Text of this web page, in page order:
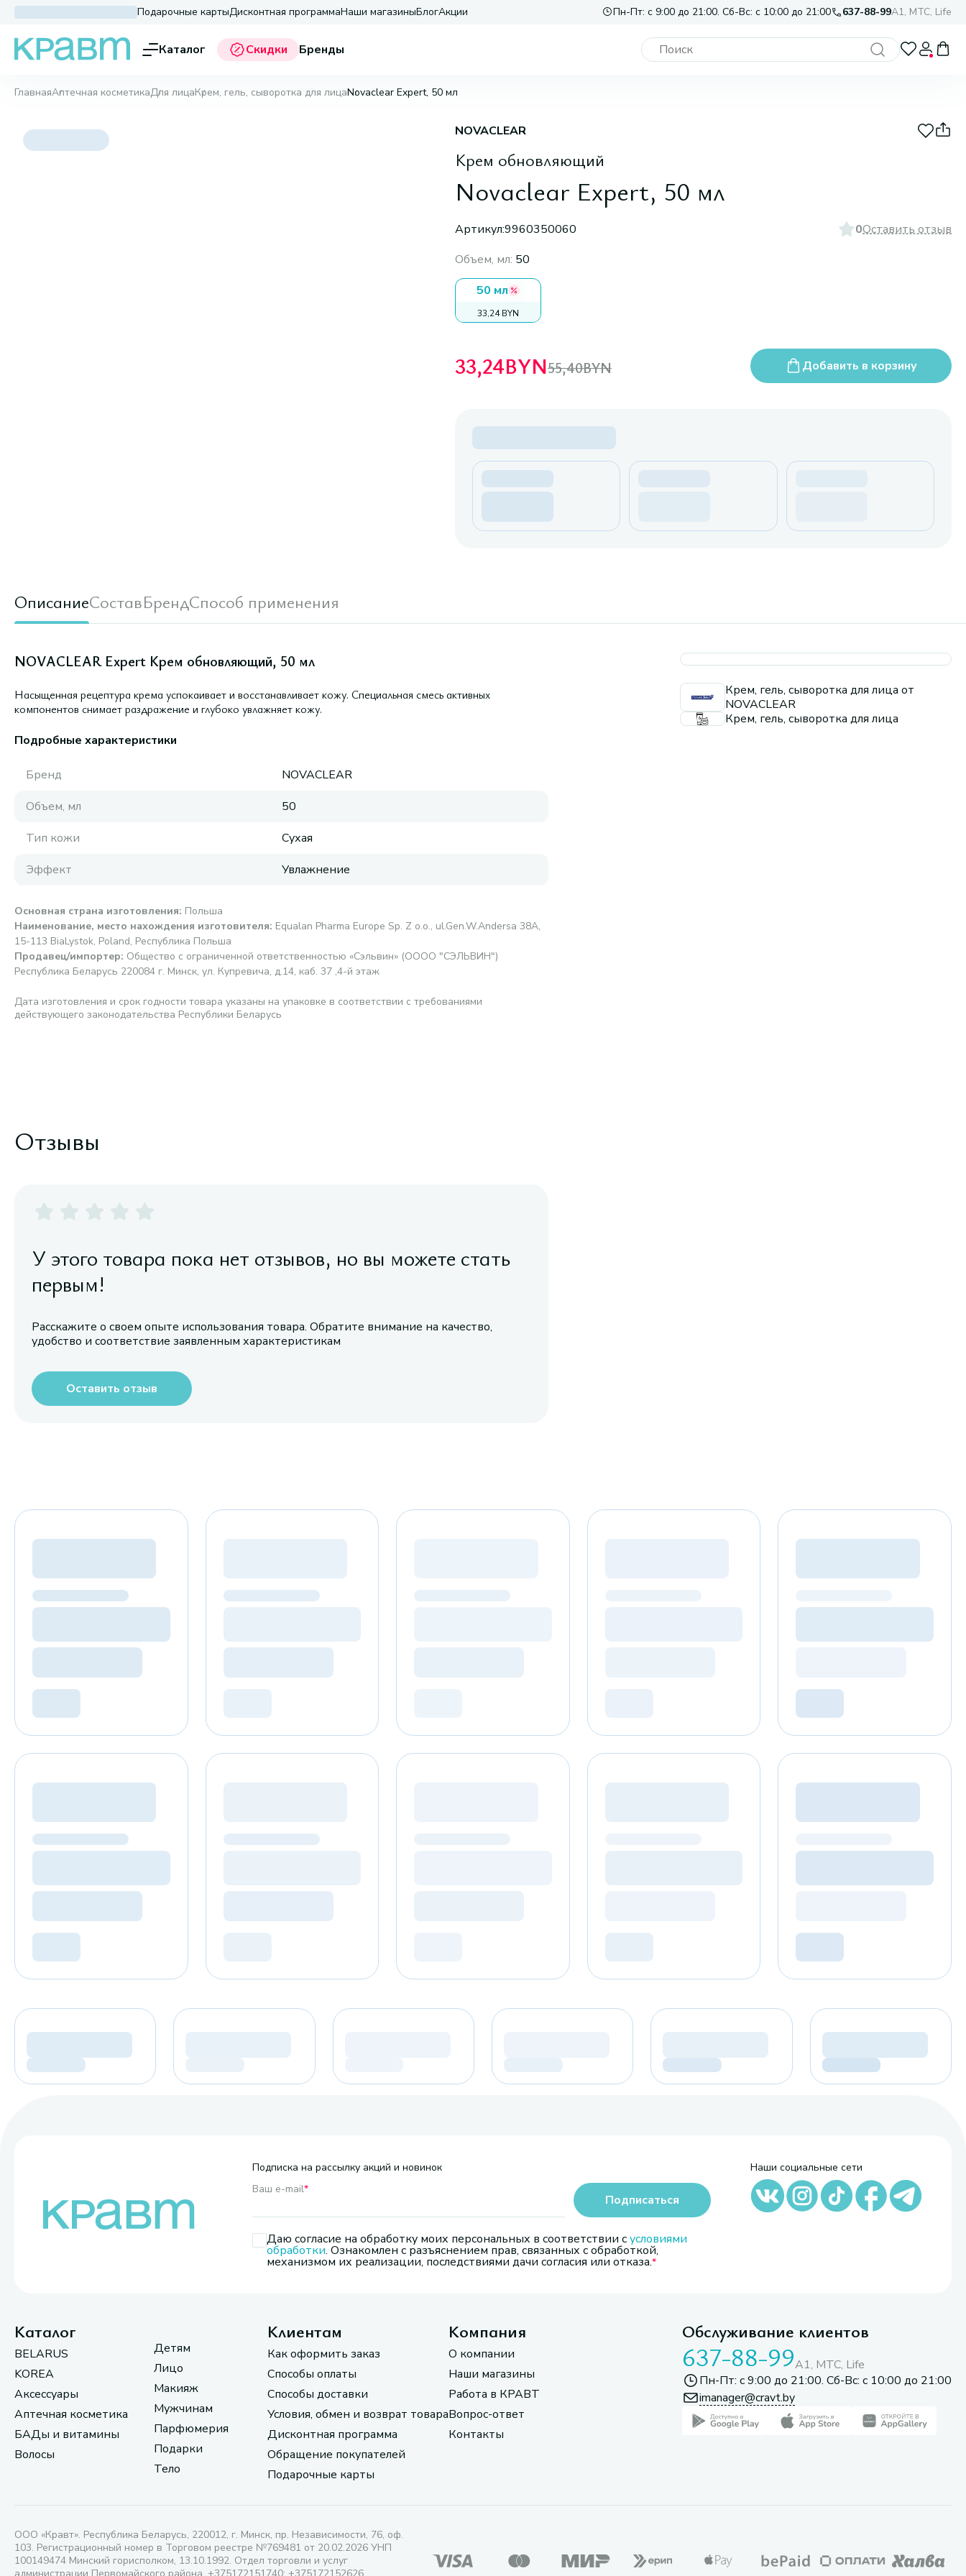
Подарочные картыДисконтная программаНаши магазиныБлогАкции Пн-Пт: с 9:00 до 21:00. Сб-Вс: с 10:00 до 21:00 637-88-99A1, МТС, Life
Каталог Скидки Бренды
ГлавнаяАптечная косметикаДля лицаКрем, гель, сыворотка для лицаNovaclear Expert, 50 мл
NOVACLEAR
Крем обновляющий
Novaclear Expert, 50 мл
Артикул:9960350060 0Оставить отзыв
Объем, мл: 50
50 мл
33,24 BYN
33,24BYN55,40BYN Добавить в корзину
ОписаниеСоставБрендСпособ применения
NOVACLEAR Expert Крем обновляющий, 50 мл
Насыщенная рецептура крема успокаивает и восстанавливает кожу. Специальная смесь актив­ных
компонентов снимает раздражение и глубоко увлажняет кожу.
Подробные характеристики
Бренд
NOVACLEAR
Объем, мл
50
Тип кожи
Сухая
Эффект
Увлажнение
Основная страна изготовления: Польша
Наименование, место нахождения изготовителя: Equalan Pharma Europe Sp. Z o.o., ul.Gen.W.Andersa 38A,
15-113 BiaLystok, Poland, Республика Польша
Продавец/импортер: Общество с ограниченной ответственностью «Сэльвин» (ОООО "СЭЛЬВИН")
Республика Беларусь 220084 г. Минск, ул. Купревича, д.14, каб. 37 ,4-й этаж
Дата изготовления и срок годности товара указаны на упаковке в соответствии с требованиями
действующего законодательства Республики Беларусь
Крем, гель, сыворотка для лица от
NOVACLEAR
Крем, гель, сыворотка для лица
Отзывы
У этого товара пока нет отзывов, но вы можете стать
первым!
Расскажите о своем опыте использования товара. Обратите внимание на качество,
удобство и соответствие заявленным характеристикам
Оставить отзыв
Подписка на рассылку акций и новинок
Ваш e-mail*
Даю согласие на обработку моих персональных в соответствии сусловиями
обработки. Ознакомлен с разъяснением прав, связанных с обработкой,
механизмом их реализации, последствиями дачи согласия или отказа.
Подписаться
Наши социальные сети
Каталог
BELARUS
KOREA
Аксессуары
Аптечная косметика
БАДы и витамины
Волосы
Детям
Лицо
Макияж
Мужчинам
Парфюмерия
Подарки
Тело
Клиентам
Как оформить заказ
Способы оплаты
Способы доставки
Условия, обмен и возврат товара
Дисконтная программа
Обращение покупателей
Подарочные карты
Компания
О компании
Наши магазины
Работа в КРАВТ
Вопрос-ответ
Контакты
Обслуживание клиентов
637-88-99A1, МТС, Life
Пн-Пт: с 9:00 до 21:00. Сб-Вс: с 10:00 до 21:00
imanager@cravt.by
ООО «Кравт». Республика Беларусь, 220012, г. Минск, пр. Независимости, 76, оф.
103. Регистрационный номер в Торговом реестре №769481 от 20.02.2026 УНП
100149474 Минский горисполком, 13.10.1992. Отдел торговли и услуг